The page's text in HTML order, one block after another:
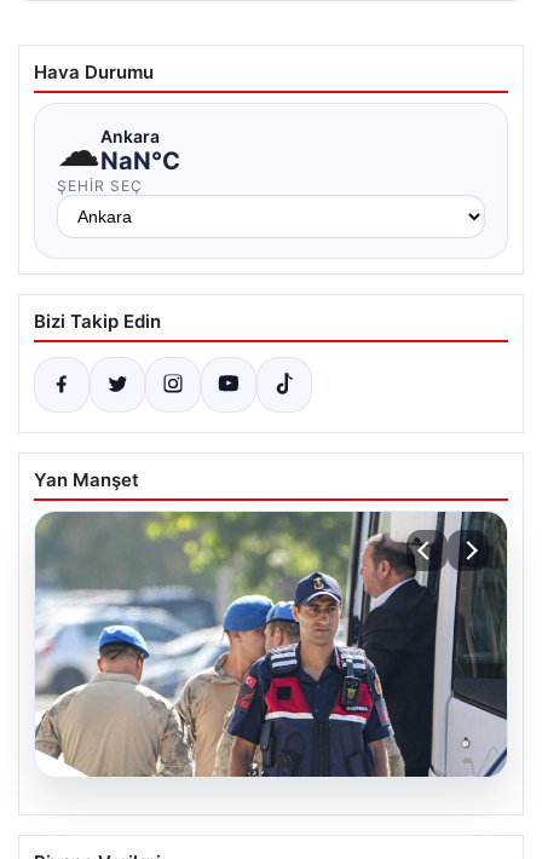
Hava Durumu
☁Ankara
NaN°C
ŞEHIR SEÇ
Bizi Takip Edin
Yan Manşet
07.08.2026
Menderes Belediye Başkanı İlkay Çiçek